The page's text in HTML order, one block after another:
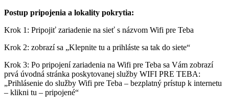
Postup pripojenia a lokality pokrytia:
Krok 1: Pripojiť zariadenie na sieť s názvom Wifi pre Teba
Krok 2: zobrazí sa „Klepnite tu a prihláste sa tak do siete“
Krok 3: Po pripojení zariadenia na Wifi pre Teba sa Vám zobrazí
prvá úvodná stránka poskytovanej služby WIFI PRE TEBA:
„Prihlásenie do služby Wifi pre Teba – bezplatný prístup k internetu
– klikni tu – pripojené“